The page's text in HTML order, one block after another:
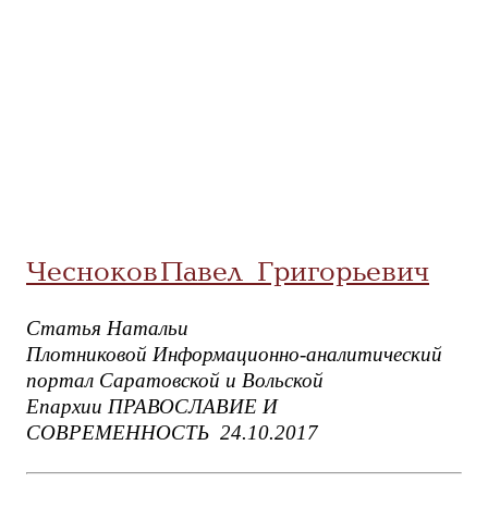
Чесноков Павел Григорьевич
Статья Натальи
Плотниковой Информационно-аналитический
портал Саратовской и Вольской
Епархии ПРАВОСЛАВИЕ И
СОВРЕМЕННОСТЬ 24.10.2017